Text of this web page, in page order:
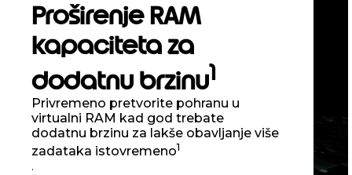
Proširenje RAM
kapaciteta za
dodatnu brzinu1
Privremeno pretvorite pohranu u
virtualni RAM kad god trebate
dodatnu brzinu za lakše obavljanje više
zadataka istovremeno1
.